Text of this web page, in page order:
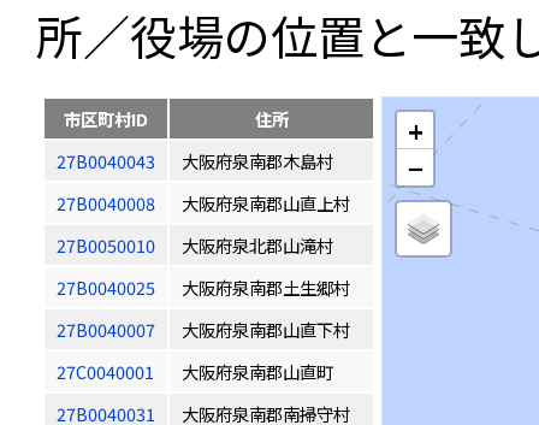
所／役場の位置と一致
市区町村ID
住所
27B0040043
大阪府泉南郡木島村
27B0040008
大阪府泉南郡山直上村
27B0050010
大阪府泉北郡山滝村
27B0040025
大阪府泉南郡土生郷村
27B0040007
大阪府泉南郡山直下村
27C0040001
大阪府泉南郡山直町
27B0040031
大阪府泉南郡南掃守村
+
−